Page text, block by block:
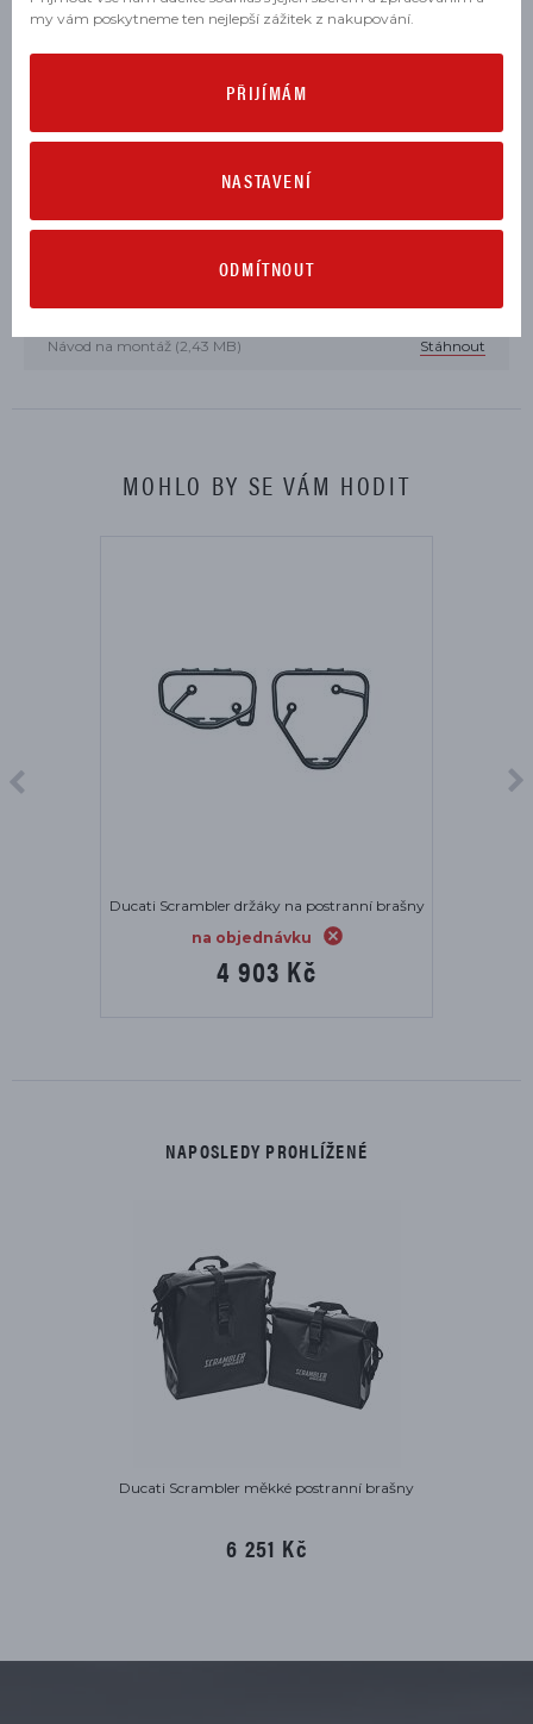
SCRAMBLER FULL THROTTLE 2019, 2020, 2023, 2024, 2025
SCRAMBLER ICON 2019, 2020, 2021, 2022, 2023, 2024, 2025
SCRAMBLER ICON DARK 2020, 2021, 2022, 2023
SCRAMBLER NIGHTSHIFT 2021, 2022, 2023, 2024, 2025
Návod na montáž (2,43 MB) Stáhnout
MOHLO BY SE VÁM HODIT
Ducati Scrambler držáky na postranní brašny
na objednávku
4 903 Kč
NAPOSLEDY PROHLÍŽENÉ
Ducati Scrambler měkké postranní brašny
6 251 Kč
my vám poskytneme ten nejlepší zážitek z nakupování.
PŘIJÍMÁM
NASTAVENÍ
ODMÍTNOUT